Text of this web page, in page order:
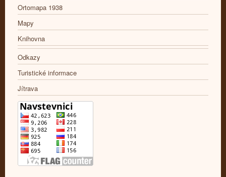
Ortomapa 1938
Mapy
Knihovna
Odkazy
Turistické informace
Jítrava